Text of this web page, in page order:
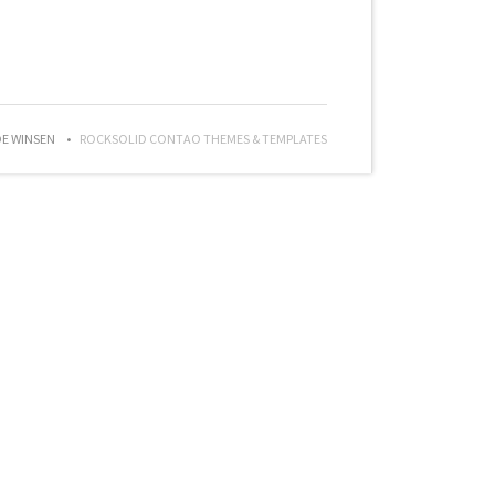
WINSEN ROCKSOLID CONTAO THEMES & TEMPLATES